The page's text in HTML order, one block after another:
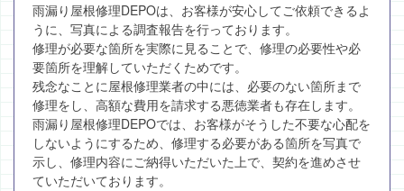
雨漏り屋根修理DEPOは、お客様が安心してご依頼できるよ
うに、写真による調査報告を行っております。
修理が必要な箇所を実際に見ることで、修理の必要性や必
要箇所を理解していただくためです。
残念なことに屋根修理業者の中には、必要のない箇所まで
修理をし、高額な費用を請求する悪徳業者も存在します。
雨漏り屋根修理DEPOでは、お客様がそうした不要な心配を
しないようにするため、修理する必要がある箇所を写真で
示し、修理内容にご納得いただいた上で、契約を進めさせ
ていただいております。